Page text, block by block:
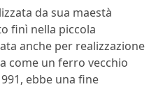
da sua maestà
finì nella piccola
anche per realizzazione
come un ferro vecchio
ebbe una fine